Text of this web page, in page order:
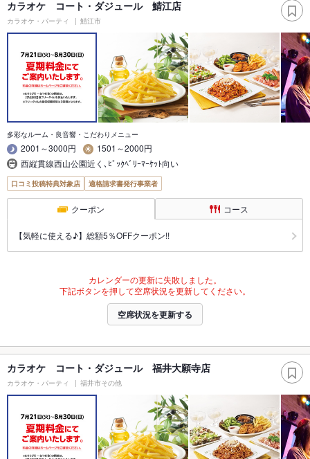
カラオケ コート・ダジュール 鯖江店
カラオケ・パーティ 鯖江市
多彩なルーム・良音響・こだわりメニュー
2001～3000円
1501～2000円
西縦貫線西山公園近く､ﾋﾞｯｸﾍﾞﾘｰﾏｰｹｯﾄ向い
口コミ投稿特典対象店 適格請求書発行事業者
クーポン コース
【気軽に使える♪】総額5％OFFクーポン!!
カレンダーの更新に失敗しました。
下記ボタンを押して空席状況を更新してください。
空席状況を更新する
カラオケ コート・ダジュール 福井大願寺店
カラオケ・パーティ 福井市その他